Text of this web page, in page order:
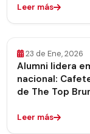
Leer más
23 de Ene, 2026
Alumni lidera
nacional:
de The Top
Leer más